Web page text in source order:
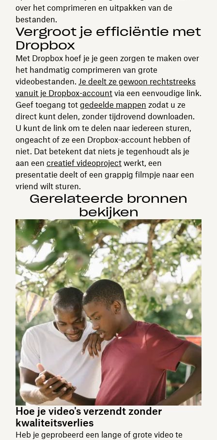
over het comprimeren en uitpakken van de
bestanden.
Vergroot je efficiëntie met
Dropbox
Met Dropbox hoef je je geen zorgen te maken over
het handmatig comprimeren van grote
videobestanden. Je deelt ze gewoon rechtstreeks
vanuit je Dropbox-account via een eenvoudige link.
Geef toegang tot gedeelde mappen zodat u ze
direct kunt delen, zonder tijdrovend downloaden.
U kunt de link om te delen naar iedereen sturen,
ongeacht of ze een Dropbox-account hebben of
niet. Dat betekent dat niets je tegenhoudt als je
aan een creatief videoproject werkt, een
presentatie deelt of een grappig filmpje naar een
vriend wilt sturen.
Gerelateerde bronnen
bekijken
Hoe je video's verzendt zonder
kwaliteitsverlies
Heb je geprobeerd een lange of grote video te